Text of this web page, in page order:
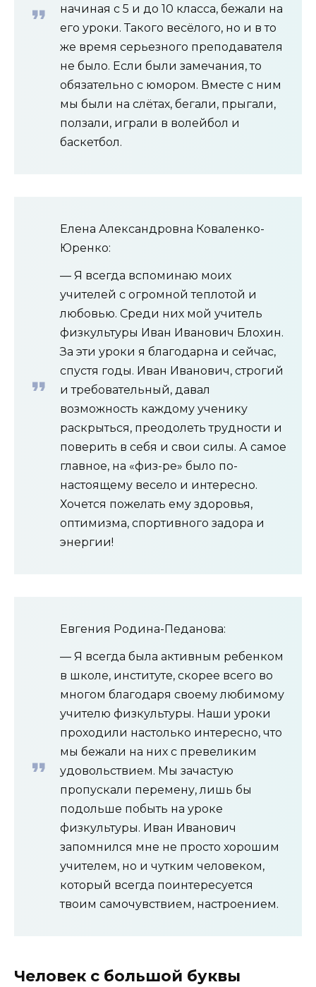
начиная с 5 и до 10 класса, бежали на
его уроки. Такого весёлого, но и в то
же время серьезного преподавателя
не было. Если были замечания, то
обязательно с юмором. Вместе с ним
мы были на слётах, бегали, прыгали,
ползали, играли в волейбол и
баскетбол.
Елена Александровна Коваленко-
Юренко:
— Я всегда вспоминаю моих
учителей с огромной теплотой и
любовью. Среди них мой учитель
физкультуры Иван Иванович Блохин.
За эти уроки я благодарна и сейчас,
спустя годы. Иван Иванович, строгий
и требовательный, давал
возможность каждому ученику
раскрыться, преодолеть трудности и
поверить в себя и свои силы. А самое
главное, на «физ-ре» было по-
настоящему весело и интересно.
Хочется пожелать ему здоровья,
оптимизма, спортивного задора и
энергии!
Евгения Родина-Педанова:
— Я всегда была активным ребенком
в школе, институте, скорее всего во
многом благодаря своему любимому
учителю физкультуры. Наши уроки
проходили настолько интересно, что
мы бежали на них с превеликим
удовольствием. Мы зачастую
пропускали перемену, лишь бы
подольше побыть на уроке
физкультуры. Иван Иванович
запомнился мне не просто хорошим
учителем, но и чутким человеком,
который всегда поинтересуется
твоим самочувствием, настроением.
Человек с большой буквы